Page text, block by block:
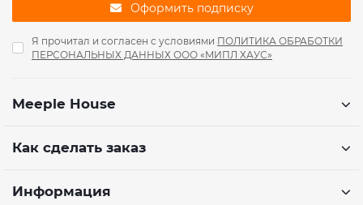
Оформить подписку
Я прочитал и согласен с условиями ПОЛИТИКА ОБРАБОТКИ
ПЕРСОНАЛЬНЫХ ДАННЫХ ООО «МИПЛ ХАУС»
Meeple House
Как сделать заказ
Информация